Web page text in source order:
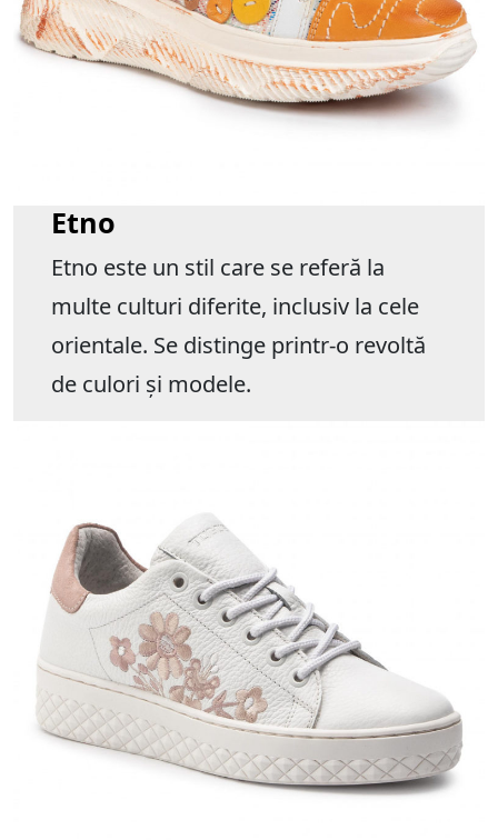
Etno
Etno este un stil care se referă la
multe culturi diferite, inclusiv la cele
orientale. Se distinge printr-o revoltă
de culori și modele.